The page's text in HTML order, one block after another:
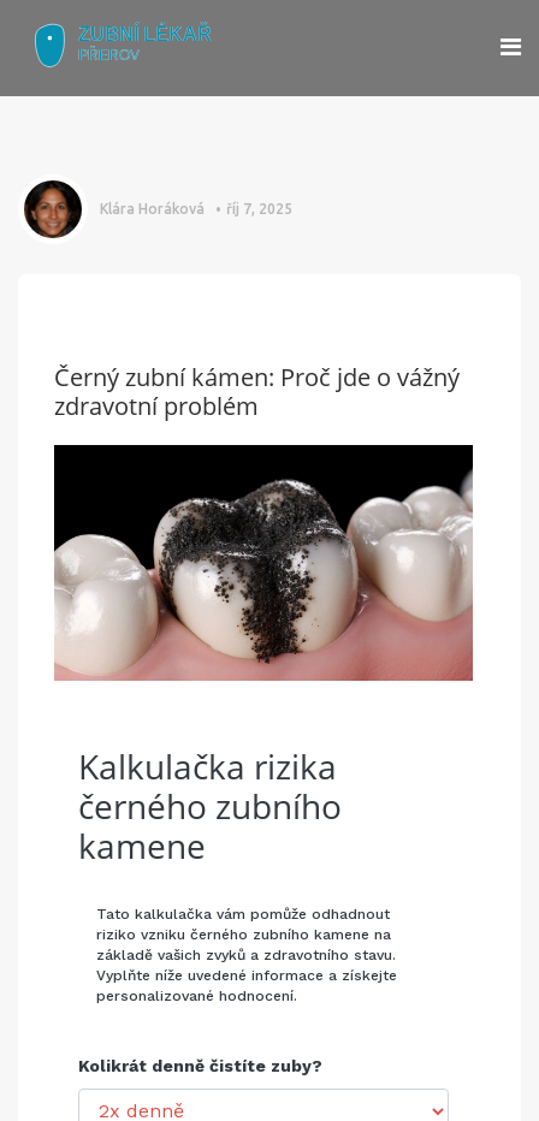
Klára Horáková říj 7, 2025
Černý zubní kámen: Proč jde o vážný
zdravotní problém
Kalkulačka rizika
černého zubního
kamene
Tato kalkulačka vám pomůže odhadnout
riziko vzniku černého zubního kamene na
základě vašich zvyků a zdravotního stavu.
Vyplňte níže uvedené informace a získejte
personalizované hodnocení.
Kolikrát denně čistíte zuby?